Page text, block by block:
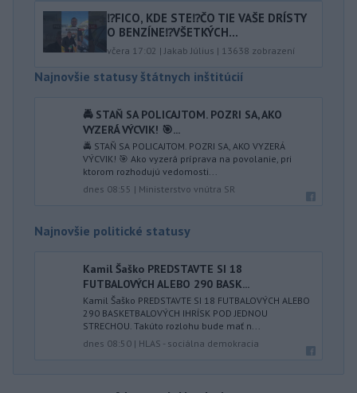
⁉️FICO, KDE STE⁉️ČO TIE VAŠE DRÍSTY
O BENZÍNE⁉️VŠETKÝCH...
včera 17:02 |Jakab Július | 13638 zobrazení
Najnovšie statusy štátnych inštitúcií
🚔 STAŇ SA POLICAJTOM. POZRI SA, AKO
VYZERÁ VÝCVIK! 🎯...
🚔 STAŇ SA POLICAJTOM. POZRI SA, AKO VYZERÁ
VÝCVIK! 🎯 Ako vyzerá príprava na povolanie, pri
ktorom rozhodujú vedomosti...
dnes 08:55 | Ministerstvo vnútra SR
Najnovšie politické statusy
Kamil Šaško PREDSTAVTE SI 18
FUTBALOVÝCH ALEBO 290 BASK...
Kamil Šaško PREDSTAVTE SI 18 FUTBALOVÝCH ALEBO
290 BASKETBALOVÝCH IHRÍSK POD JEDNOU
STRECHOU. Takúto rozlohu bude mať n...
dnes 08:50 | HLAS - sociálna demokracia